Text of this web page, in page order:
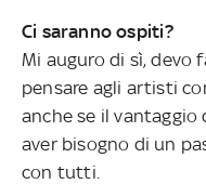
Ci saranno ospiti?
Mi auguro di sì, devo
pensare agli artisti
anche se il vantaggio
aver bisogno di un
con tutti.